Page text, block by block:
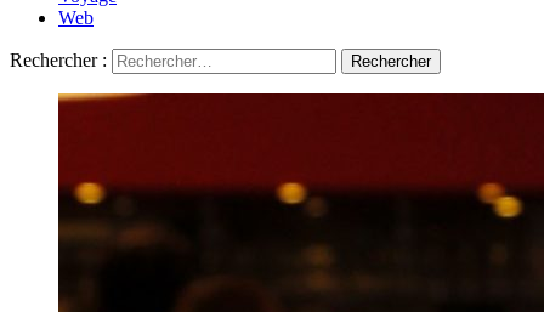
Web
Rechercher :